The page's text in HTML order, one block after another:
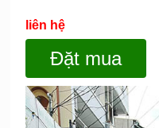
liên hệ
Đặt mua